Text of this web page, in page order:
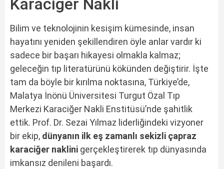
Karaciğer Nakli
Bilim ve teknolojinin kesişim kümesinde, insan
hayatını yeniden şekillendiren öyle anlar vardır ki
sadece bir başarı hikayesi olmakla kalmaz;
geleceğin tıp literatürünü kökünden değiştirir. İşte
tam da böyle bir kırılma noktasına, Türkiye’de,
Malatya İnönü Üniversitesi Turgut Özal Tıp
Merkezi Karaciğer Nakli Enstitüsü’nde şahitlik
ettik. Prof. Dr. Sezai Yılmaz liderliğindeki vizyoner
bir ekip, dünyanın ilk eş zamanlı sekizli çapraz
karaciğer naklini gerçekleştirerek tıp dünyasında
imkansız denileni başardı.